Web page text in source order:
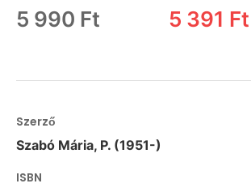
5 990 Ft 5 391 Ft
Szerző
Szabó Mária, P. (1951-)
ISBN